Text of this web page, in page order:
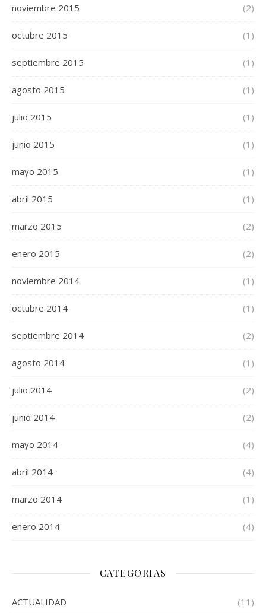
noviembre 2015 (2)
octubre 2015 (1)
septiembre 2015 (1)
agosto 2015 (1)
julio 2015 (1)
junio 2015 (1)
mayo 2015 (1)
abril 2015 (1)
marzo 2015 (2)
enero 2015 (2)
noviembre 2014 (1)
octubre 2014 (1)
septiembre 2014 (2)
agosto 2014 (1)
julio 2014 (2)
junio 2014 (2)
mayo 2014 (4)
abril 2014 (4)
marzo 2014 (1)
enero 2014 (4)
CATEGORIAS
ACTUALIDAD (11)